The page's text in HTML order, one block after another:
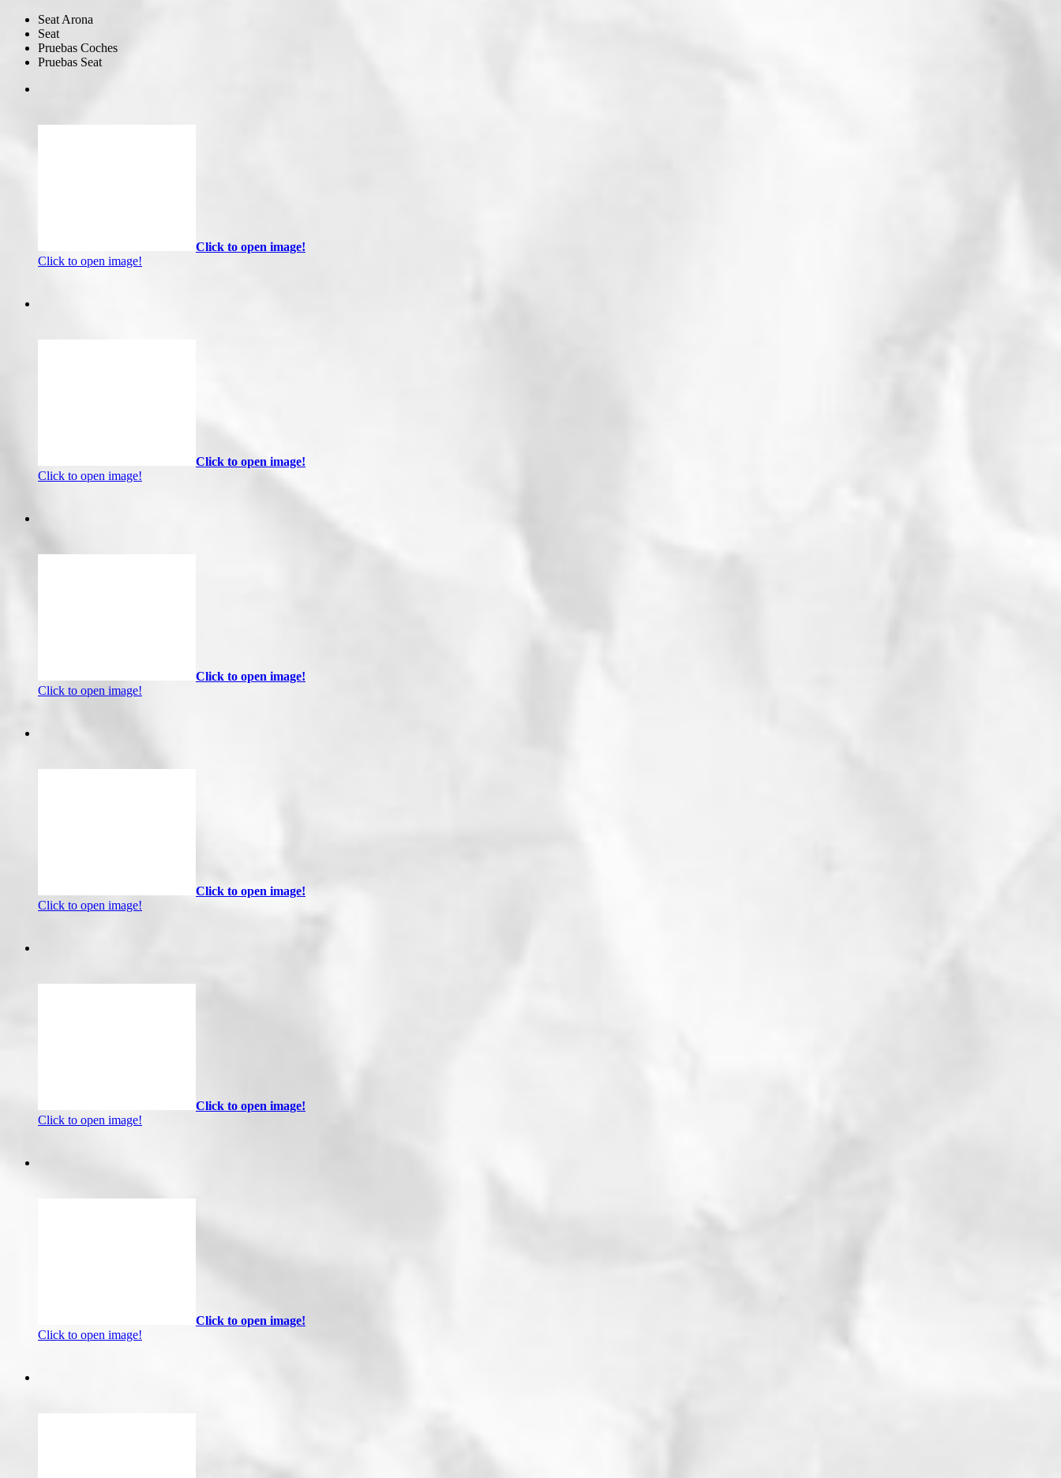
Seat Arona
Seat
Pruebas Coches
Pruebas Seat
Click to open image!
Click to open image!
Click to open image!
Click to open image!
Click to open image!
Click to open image!
Click to open image!
Click to open image!
Click to open image!
Click to open image!
Click to open image!
Click to open image!